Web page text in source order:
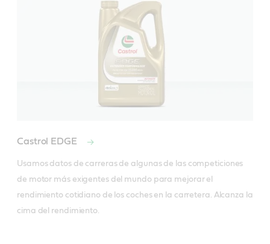
Castrol EDGE
Usamos datos de carreras de algunas de las competiciones
de motor más exigentes del mundo para mejorar el
rendimiento cotidiano de los coches en la carretera. Alcanza la
cima del rendimiento.